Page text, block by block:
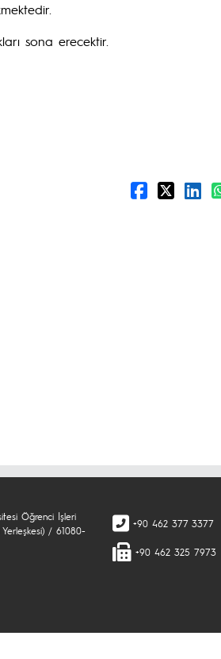
sona erecektir.
Öğrenci İşleri
Yerleşkesi) / 61080-
+90 462 377 3377
+90 462 325 7973